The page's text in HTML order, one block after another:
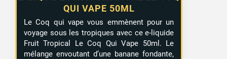
QUI VAPE 50ML
Le Coq qui vape vous emmènent pour un
voyage sous les tropiques avec ce e-liquide
Fruit Tropical Le Coq Qui Vape 50ml. Le
mélange envoutant d’une banane fondante,